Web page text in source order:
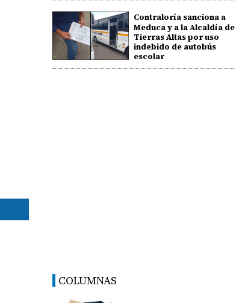
Contraloría sanciona a
Meduca y a la Alcaldía de
Tierras Altas por uso
indebido de autobús
escolar
COLUMNAS